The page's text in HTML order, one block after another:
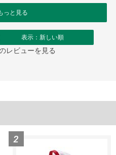
っと見る
表示：新しい順
レビューを見る